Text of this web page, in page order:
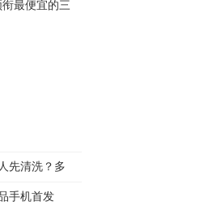
最便宜的三
先清洗？多
手机首发